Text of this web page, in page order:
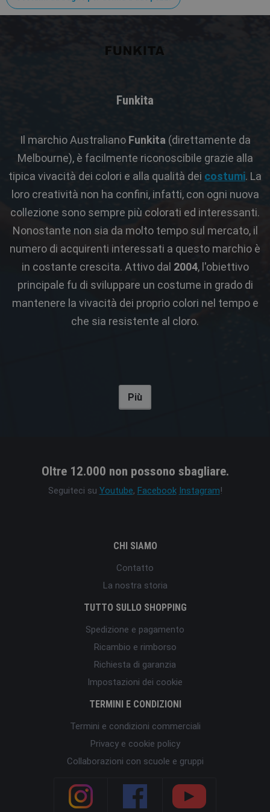
Funkita
Il marchio Australiano Funkita (direttamente da
Melbourne), è facilmente riconoscibile grazie alla
tipica vivacità dei colori e alla qualità dei costumi. La
loro creatività non ha confini, infatti, con ogni nuova
collezione sono sempre più colorati ed interessanti.
Nonostante non sia da molto tempo sul mercato, il
numero di acquirenti interessati a questo marchio è
in costante crescita. Attivo dal 2004, l'obiettivo
principale fu di sviluppare un costume in grado di
mantenere la vivacità dei proprio colori nel tempo e
che sia resistente al cloro.
Più
Oltre 12.000 non possono sbagliare.
Seguiteci su Youtube, Facebook Instagram!
CHI SIAMO
Contatto
La nostra storia
TUTTO SULLO SHOPPING
Spedizione e pagamento
Ricambio e rimborso
Richiesta di garanzia
Impostazioni dei cookie
TERMINI E CONDIZIONI
Termini e condizioni commerciali
Privacy e cookie policy
Collaborazioni con scuole e gruppi